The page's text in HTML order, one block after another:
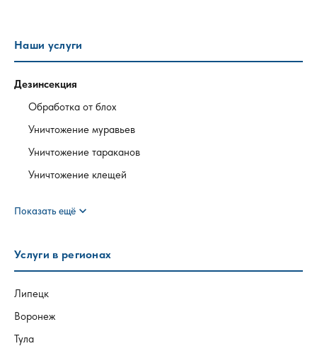
Наши услуги
Дезинсекция
Обработка от блох
Уничтожение муравьев
Уничтожение тараканов
Уничтожение клещей
Показать ещё expand_more
Услуги в регионах
Липецк
Воронеж
Тула